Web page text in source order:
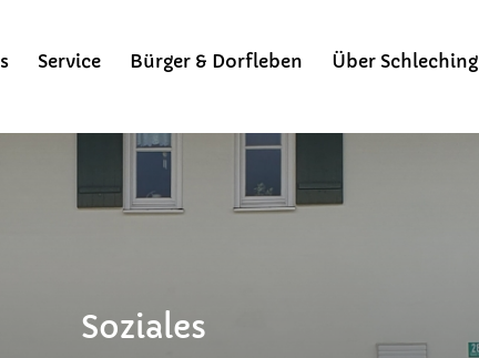
Service Bürger & Dorfleben Über Schleching
Soziales